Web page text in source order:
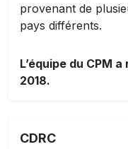
provenant de
pays différents.
L’équipe du CPM
2018.
CDRC